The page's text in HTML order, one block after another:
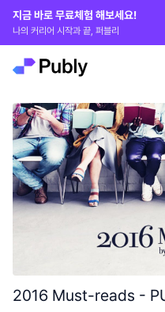
지금 바로 무료체험 해보세요!
나의 커리어 시작과 끝, 퍼블리
2016 Must-reads -